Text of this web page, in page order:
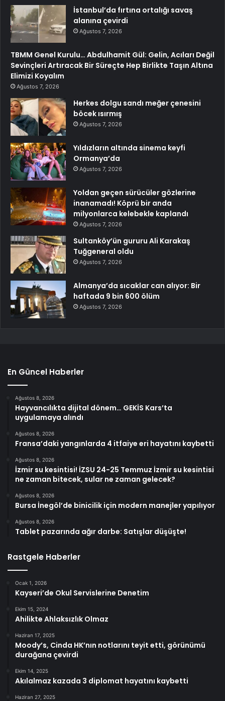
İstanbul’da fırtına ortalığı savaş
alanına çevirdi
Ağustos 7, 2026
TBMM Genel Kurulu… Abdulhamit Gül: Gelin, Acıları Değil
Sevinçleri Artıracak Bir Süreçte Hep Birlikte Taşın Altına
Elimizi Koyalım
Ağustos 7, 2026
Herkes dolgu sandı meğer çenesini
böcek ısırmış
Ağustos 7, 2026
Yıldızların altında sinema keyfi
Ormanya’da
Ağustos 7, 2026
Yoldan geçen sürücüler gözlerine
inanamadı! Köprü bir anda
milyonlarca kelebekle kaplandı
Ağustos 7, 2026
Sultanköy’ün gururu Ali Karakaş
Tuğgeneral oldu
Ağustos 7, 2026
Almanya’da sıcaklar can alıyor: Bir
haftada 9 bin 600 ölüm
Ağustos 7, 2026
En Güncel Haberler
Ağustos 8, 2026
Hayvancılıkta dijital dönem… GEKİS Kars’ta
uygulamaya alındı
Ağustos 8, 2026
Fransa’daki yangınlarda 4 itfaiye eri hayatını kaybetti
Ağustos 8, 2026
İzmir su kesintisi! İZSU 24-25 Temmuz İzmir su kesintisi
ne zaman bitecek, sular ne zaman gelecek?
Ağustos 8, 2026
Bursa İnegöl’de binicilik için modern manejler yapılıyor
Ağustos 8, 2026
Tablet pazarında ağır darbe: Satışlar düşüşte!
Rastgele Haberler
Ocak 1, 2026
Kayseri’de Okul Servislerine Denetim
Ekim 15, 2024
Ahilikte Ahlaksızlık Olmaz
Haziran 17, 2025
Moody’s, Cinda HK’nın notlarını teyit etti, görünümü
durağana çevirdi
Ekim 14, 2025
Akılalmaz kazada 3 diplomat hayatını kaybetti
Haziran 27, 2025